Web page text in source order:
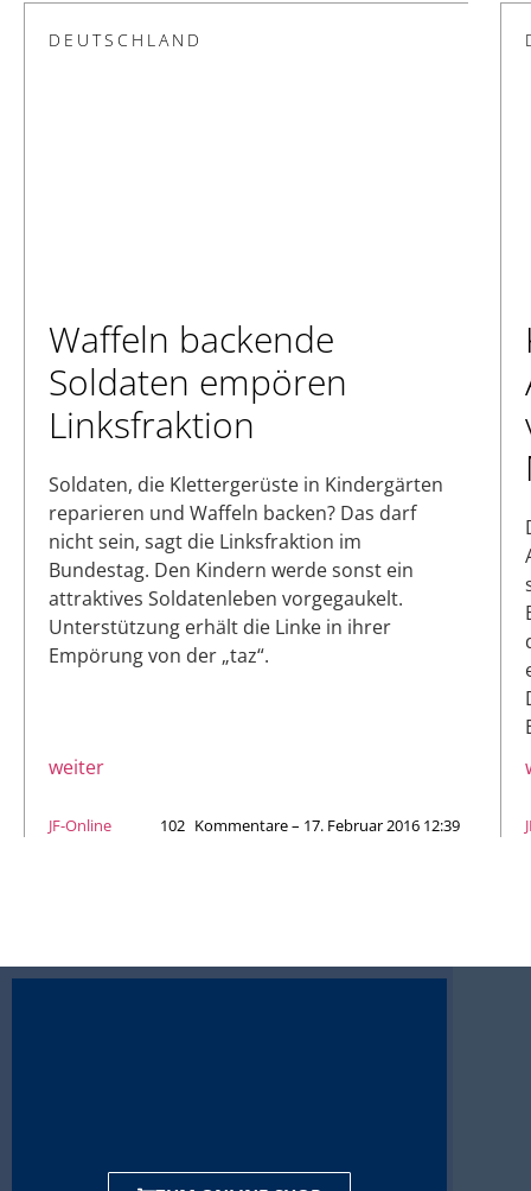
DEUTSCHLAND
Waffeln backende
Soldaten empören
Linksfraktion
Soldaten, die Klettergerüste in Kindergärten
reparieren und Waffeln backen? Das darf
nicht sein, sagt die Linksfraktion im
Bundestag. Den Kindern werde sonst ein
attraktives Soldatenleben vorgegaukelt.
Unterstützung erhält die Linke in ihrer
Empörung von der „taz“.
weiter
JF-Online 102 Kommentare – 17. Februar 2016 12:39